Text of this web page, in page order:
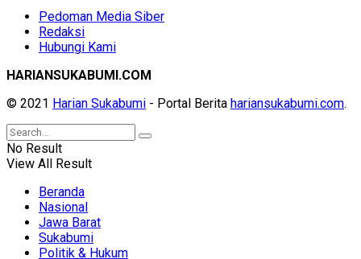
Pedoman Media Siber
Redaksi
Hubungi Kami
HARIANSUKABUMI.COM
© 2021 Harian Sukabumi - Portal Berita hariansukabumi.com.
No Result
View All Result
Beranda
Nasional
Jawa Barat
Sukabumi
Politik & Hukum